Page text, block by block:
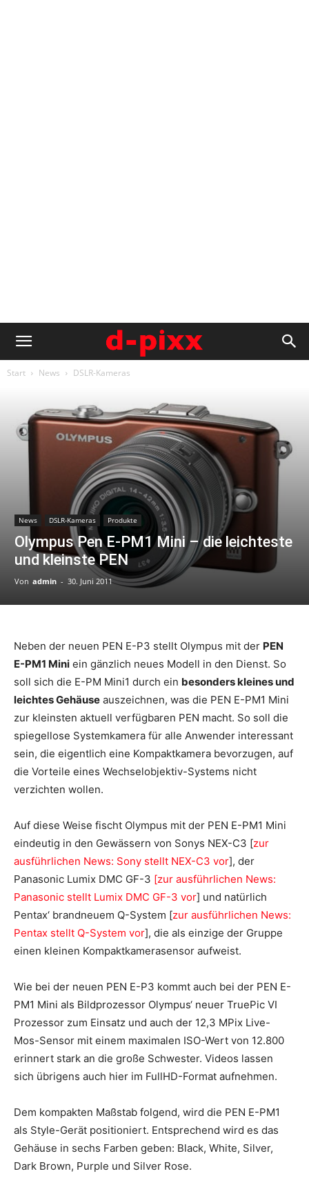
Start News DSLR-Kameras
News DSLR-Kameras Produkte
Olympus Pen E-PM1 Mini – die leichteste
und kleinste PEN
Von admin - 30. Juni 2011
Neben der neuen PEN E-P3 stellt Olympus mit der PEN
E-PM1 Mini ein gänzlich neues Modell in den Dienst. So
soll sich die E-PM Mini1 durch ein besonders kleines und
leichtes Gehäuse auszeichnen, was die PEN E-PM1 Mini
zur kleinsten aktuell verfügbaren PEN macht. So soll die
spiegellose Systemkamera für alle Anwender interessant
sein, die eigentlich eine Kompaktkamera bevorzugen, auf
die Vorteile eines Wechselobjektiv-Systems nicht
verzichten wollen.
Auf diese Weise fischt Olympus mit der PEN E-PM1 Mini
eindeutig in den Gewässern von Sonys NEX-C3 [zur
ausführlichen News: Sony stellt NEX-C3 vor], der
Panasonic Lumix DMC GF-3 [zur ausführlichen News:
Panasonic stellt Lumix DMC GF-3 vor] und natürlich
Pentax‘ brandneuem Q-System [zur ausführlichen News:
Pentax stellt Q-System vor], die als einzige der Gruppe
einen kleinen Kompaktkamerasensor aufweist.
Wie bei der neuen PEN E-P3 kommt auch bei der PEN E-
PM1 Mini als Bildprozessor Olympus‘ neuer TruePic VI
Prozessor zum Einsatz und auch der 12,3 MPix Live-
Mos-Sensor mit einem maximalen ISO-Wert von 12.800
erinnert stark an die große Schwester. Videos lassen
sich übrigens auch hier im FullHD-Format aufnehmen.
Dem kompakten Maßstab folgend, wird die PEN E-PM1
als Style-Gerät positioniert. Entsprechend wird es das
Gehäuse in sechs Farben geben: Black, White, Silver,
Dark Brown, Purple und Silver Rose.